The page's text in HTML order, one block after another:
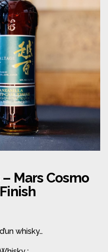
Mars Cosmo
whisky…